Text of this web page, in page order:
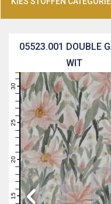
DOUBLE
WIT
05523.001
15
16
18
19
20
21
22
25
26
27
28
29
30